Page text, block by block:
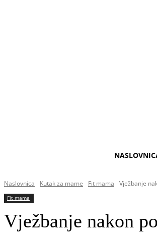
Naslovnica Kutak za mame Fit mama Vježbanje
Fit mama
Vježbanje nakon